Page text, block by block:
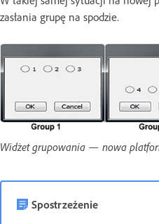
zasłania grupę na spodzie.
Widżet grupowania — nowa
Spostrzeżenie